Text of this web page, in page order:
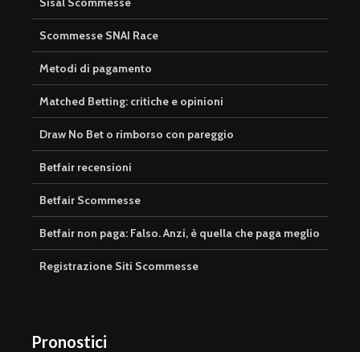
Scommesse SNAI Race
Metodi di pagamento
Matched Betting: critiche e opinioni
Draw No Bet o rimborso con pareggio
Betfair recensioni
Betfair Scommesse
Betfair non paga: Falso. Anzi, è quella che paga meglio
Registrazione Siti Scommesse
Pronostici